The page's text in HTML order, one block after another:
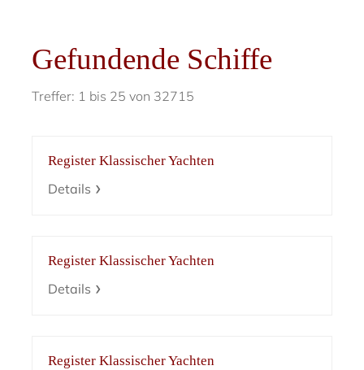
Gefundende Schiffe
Treffer: 1 bis 25 von 32715
Register Klassischer Yachten
Details
Register Klassischer Yachten
Details
Register Klassischer Yachten